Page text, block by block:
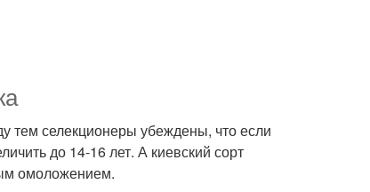
тем селекционеры убеждены, что если
до 14-16 лет. А киевский сорт
омоложением.